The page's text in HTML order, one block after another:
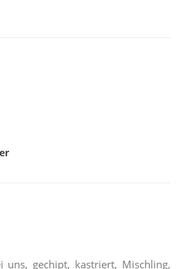
uns, gechipt, kastriert, Mischling,